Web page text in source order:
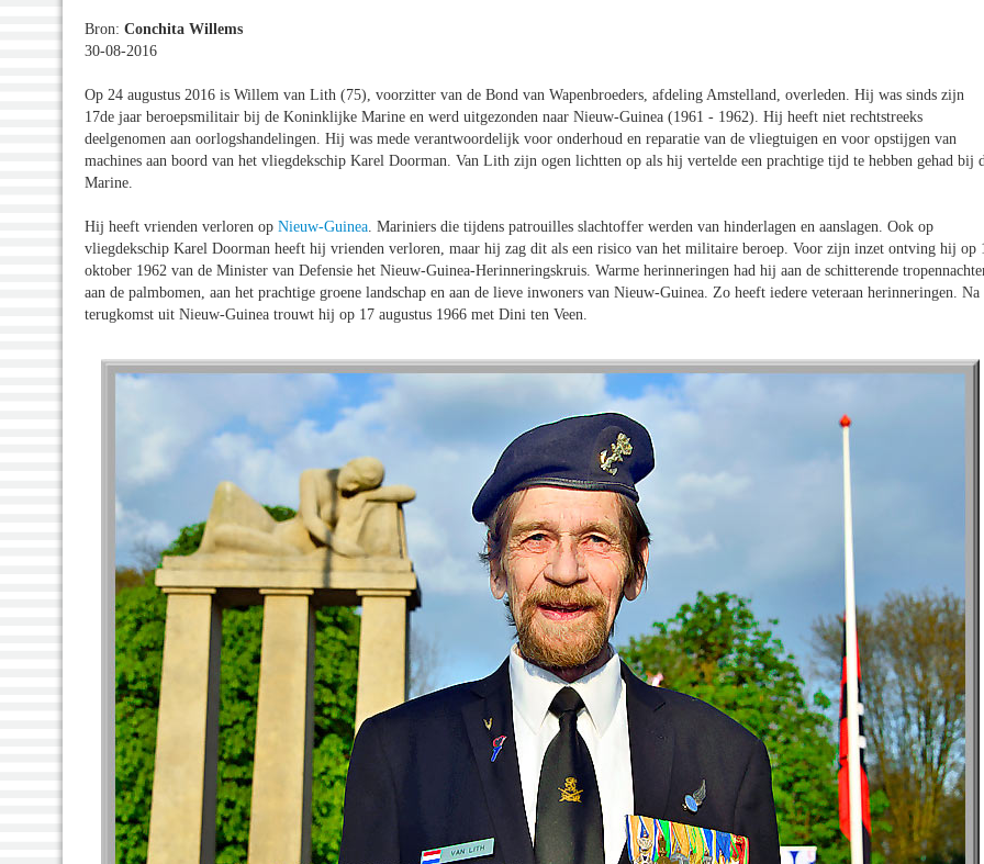
Bron: Conchita Willems
30-08-2016
Op 24 augustus 2016 is Willem van Lith (75), voorzitter van de Bond van Wapenbroeders, afdeling Amstelland, overleden. Hij was sinds zijn
17de jaar beroepsmilitair bij de Koninklijke Marine en werd uitgezonden naar Nieuw-Guinea (1961 - 1962). Hij heeft niet rechtstreeks
deelgenomen aan oorlogshandelingen. Hij was mede verantwoordelijk voor onderhoud en reparatie van de vliegtuigen en voor opstijgen van
machines aan boord van het vliegdekschip Karel Doorman. Van Lith zijn ogen lichtten op als hij vertelde een prachtige tijd te hebben gehad bij
Marine.
Hij heeft vrienden verloren op Nieuw-Guinea . Mariniers die tijdens patrouilles slachtoffer werden van hinderlagen en aanslagen. Ook op
vliegdekschip Karel Doorman heeft hij vrienden verloren, maar hij zag dit als een risico van het militaire beroep. Voor zijn inzet ontving hij op
oktober 1962 van de Minister van Defensie het Nieuw-Guinea-Herinneringskruis. Warme herinneringen had hij aan de schitterende
aan de palmbomen, aan het prachtige groene landschap en aan de lieve inwoners van Nieuw-Guinea. Zo heeft iedere veteraan herinneringen. Na
terugkomst uit Nieuw-Guinea trouwt hij op 17 augustus 1966 met Dini ten Veen.